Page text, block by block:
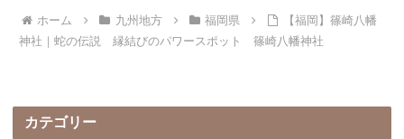
ホーム 九州地方 福岡県
【福岡】篠崎八幡
神社｜蛇の伝説 縁結びのパワースポット 篠崎八幡神社
カテゴリー